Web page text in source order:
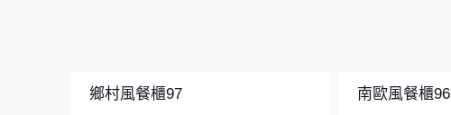
鄉村風餐櫃97 南歐風餐櫃96